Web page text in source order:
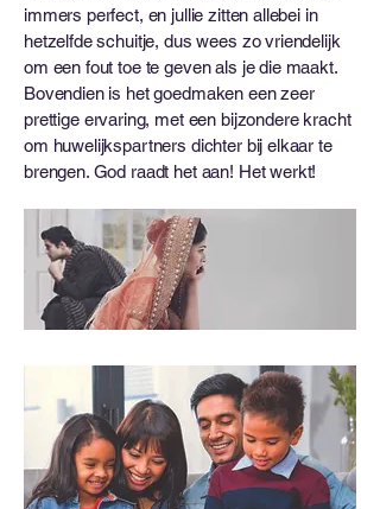
immers perfect, en jullie zitten allebei in
hetzelfde schuitje, dus wees zo vriendelijk
om een ​​fout toe te geven als je die maakt.
Bovendien is het goedmaken een zeer
prettige ervaring, met een bijzondere kracht
om huwelijkspartners dichter bij elkaar te
brengen. God raadt het aan! Het werkt!